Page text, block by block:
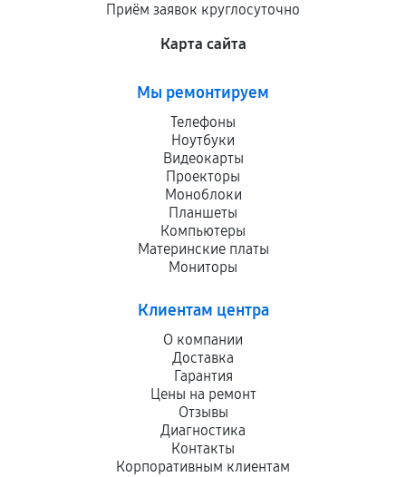
Приём заявок круглосуточно
Карта сайта
Мы ремонтируем
Телефоны
Ноутбуки
Видеокарты
Проекторы
Моноблоки
Планшеты
Компьютеры
Материнские платы
Мониторы
Клиентам центра
О компании
Доставка
Гарантия
Цены на ремонт
Отзывы
Диагностика
Контакты
Корпоративным клиентам